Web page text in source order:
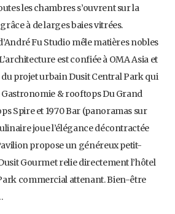
les chambres s’ouvrent sur la
à de larges baies vitrées.
Fu Studio mêle matières nobles
est confiée à OMA Asia et
du projet urbain Dusit Central Park qui
& rooftops Du Grand
Spire et 1970 Bar (panoramas sur
joue l’élégance décontractée
propose un généreux petit-
Gourmet relie directement l’hôtel
commercial attenant. Bien-être